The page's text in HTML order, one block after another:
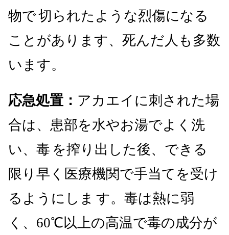
物で切られたような烈傷になる
ことがあります、死んだ人も多数
います。
応急処置： アカエイに刺された場
合は、患部を水やお湯でよく洗
い、毒 を搾り出した後、できる
限り早く医療機関で手当てを受け
るようにしま す。毒は熱に弱
く、60℃以上の高温で毒の成分が